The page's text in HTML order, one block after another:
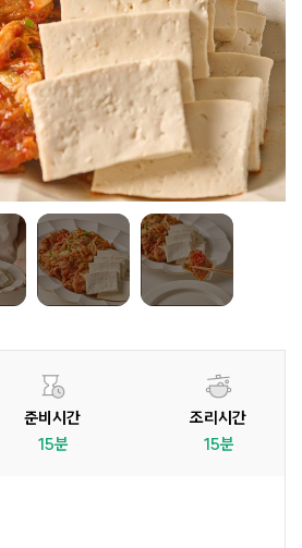
준비시간
15분
조리시간
15분